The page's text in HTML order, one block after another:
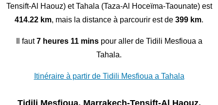
Tensift-Al Haouz) et Tahala (Taza-Al Hoceïma-Taounate) est
414.22 km, mais la distance à parcourir est de 399 km.
Il faut7 heures 11 minspour aller de Tidili Mesfioua a
Tahala.
Itinéraire à partir de Tidili Mesfioua a Tahala